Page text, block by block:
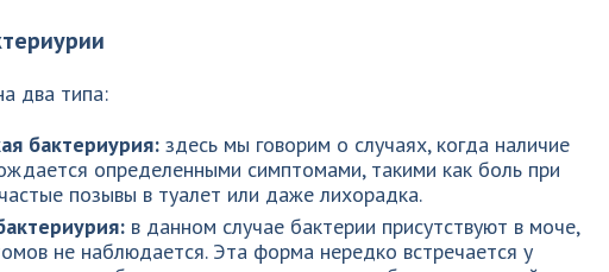
два типа:
бактериурия: здесь мы говорим о случаях, когда наличие
определенными симптомами, такими как боль при
позывы в туалет или даже лихорадка.
в данном случае бактерии присутствуют в моче,
не наблюдается. Эта форма нередко встречается у